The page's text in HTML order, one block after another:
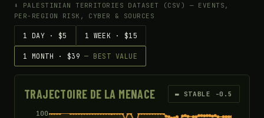
⬇ PALESTINIAN TERRITORIES DATASET (CSV) — EVENTS,
PER-REGION RISK, CYBER & SOURCES
1 DAY · $5 1 WEEK · $15
1 MONTH · $39— BEST VALUE
TRAJECTOIRE DE LA MENACE ▬ STABLE -0.5
100